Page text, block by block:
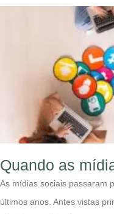
Quando as
As mídias sociais passaram
últimos anos. Antes vistas